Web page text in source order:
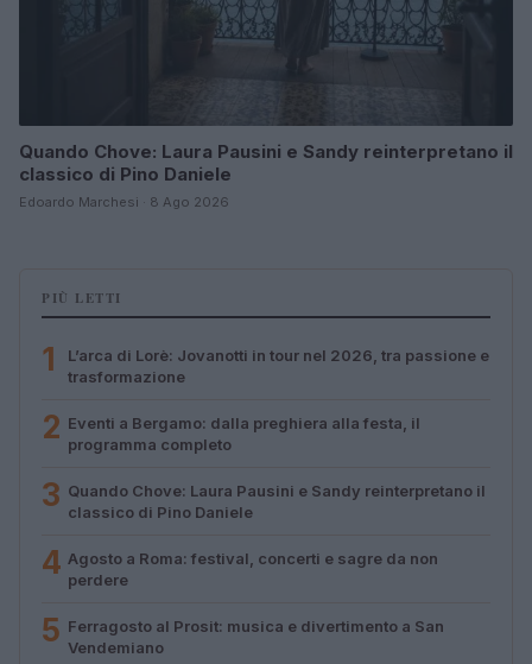
Quando Chove: Laura Pausini e Sandy reinterpretano il
classico di Pino Daniele
Edoardo Marchesi · 8 Ago 2026
PIÙ LETTI
1
L’arca di Lorè: Jovanotti in tour nel 2026, tra passione e
trasformazione
2 Eventi a Bergamo: dalla preghiera alla festa, il
programma completo
3 Quando Chove: Laura Pausini e Sandy reinterpretano il
classico di Pino Daniele
4 Agosto a Roma: festival, concerti e sagre da non
perdere
5 Ferragosto al Prosit: musica e divertimento a San
Vendemiano